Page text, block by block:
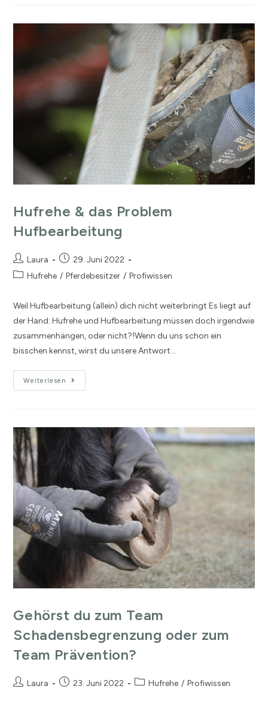
Hufrehe & das Problem
Hufbearbeitung
Laura
29. Juni 2022
Hufrehe / Pferdebesitzer / Profiwissen
Weil Hufbearbeitung (allein) dich nicht weiterbringt Es liegt auf
der Hand: Hufrehe und Hufbearbeitung müssen doch irgendwie
zusammenhängen, oder nicht?!Wenn du uns schon ein
bisschen kennst, wirst du unsere Antwort…
Weiterlesen
Gehörst du zum Team
Schadensbegrenzung oder zum
Team Prävention?
Laura 23. Juni 2022 Hufrehe / Profiwissen